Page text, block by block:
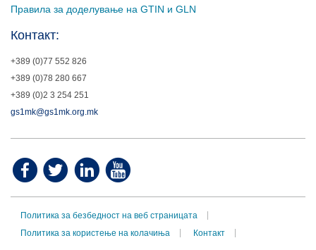
Правила за доделување на GTIN и GLN
Контакт:
+389 (0)77 552 826
+389 (0)78 280 667
+389 (0)2 3 254 251
gs1mk@gs1mk.org.mk
Политика за безбедност на веб страницата
Политика за користење на колачиња
Контакт